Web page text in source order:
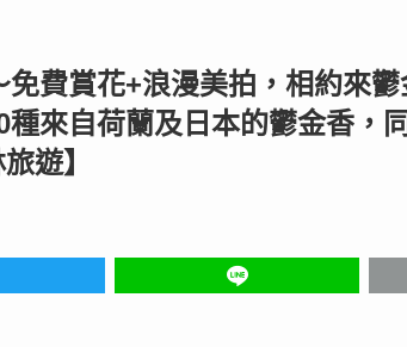
費賞花+浪漫美拍，相約來
來自荷蘭及日本的鬱金香，
遊】